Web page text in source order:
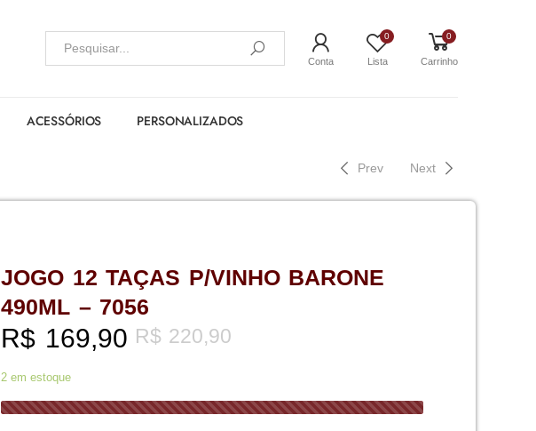
Conta
0
Lista
0
Carrinho
ACESSÓRIOS PERSONALIZADOS
Prev Next
JOGO 12 TAÇAS P/VINHO BARONE
490ML – 7056
R$ 220,90
R$ 169,90
2 em estoque